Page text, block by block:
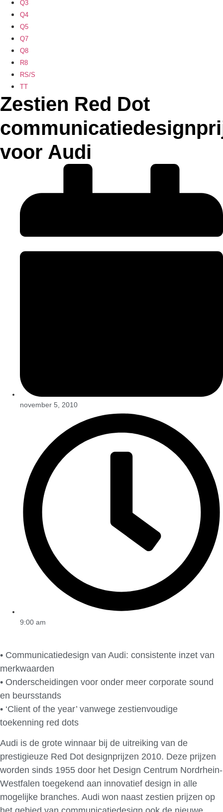
Q3
Q4
Q5
Q7
Q8
R8
RS/S
TT
Zestien Red Dot
voor Audi
november 5, 2010
9:00 am
• Communicatiedesign van Audi: consistente inzet van
merkwaarden
• Onderscheidingen voor onder meer corporate sound
en beursstands
• ‘Client of the year’ vanwege zestienvoudige
toekenning red dots
Audi is de grote winnaar bij de uitreiking van de
prestigieuze Red Dot designprijzen 2010. Deze prijzen
worden sinds 1955 door het Design Centrum Nordrhein-
Westfalen toegekend aan innovatief design in alle
mogelijke branches. Audi won naast zestien prijzen op